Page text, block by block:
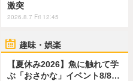
激突
2026.8.7 Fri 12:45
趣味・娯楽
【夏休み2026】魚に触れて学
ぶ「おさかな」イベント8/8…